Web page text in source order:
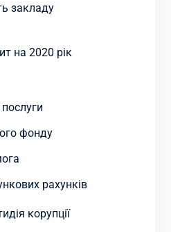
закладу
на 2020 рік
фонду
рахунків
корупції